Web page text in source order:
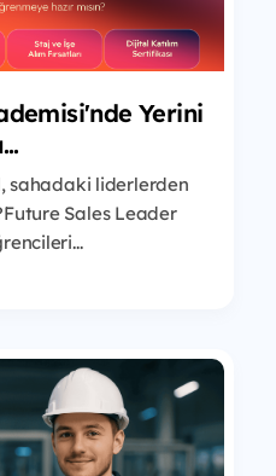
Yerini
sahadaki liderlerden
Sales Leader